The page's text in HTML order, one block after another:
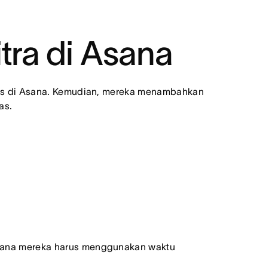
di Asana
di Asana. Kemudian, mereka menambahkan
mereka harus menggunakan waktu